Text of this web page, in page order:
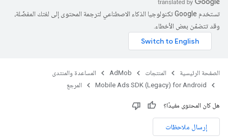
تستخدم Google تكنولوجيا الذكاء الاصطناعي لترجمة المحتوى إلى لغتك المفضّلة،
وقد تتضمّن بعض الأخطاء.
الصفحة الرئيسية المنتجات AdMob
المساعدة والمنتدى
Mobile Ads SDK (Legacy) for Android
المرجع
هل كان المحتوى مفيدًا؟
إرسال ملاحظات